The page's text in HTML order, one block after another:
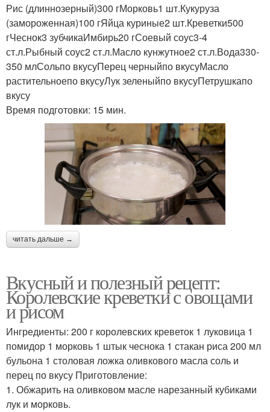
Рис (длиннозерный)300 гМорковь1 шт.Кукуруза
(замороженная)100 гЯйца куриные2 шт.Креветки500
гЧеснок3 зубчикаИмбирь20 гСоевый соус3-4
ст.л.Рыбный соус2 ст.л.Масло кунжутное2 ст.л.Вода330-
350 млСольпо вкусуПерец черныйпо вкусуМасло
растительноепо вкусуЛук зеленыйпо вкусуПетрушкапо
вкусу
Время подготовки: 15 мин.
читать дальше →
Вкусный и полезный рецепт:
Королевские креветки с овощами
и рисом
Ингредиенты: 200 г королевских креветок 1 луковица 1
помидор 1 морковь 1 штык чеснока 1 стакан риса 200 мл
бульона 1 столовая ложка оливкового масла соль и
перец по вкусу Приготовление:
1. Обжарить на оливковом масле нарезанный кубиками
лук и морковь.